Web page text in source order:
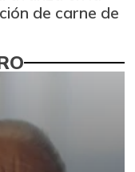
de carne de